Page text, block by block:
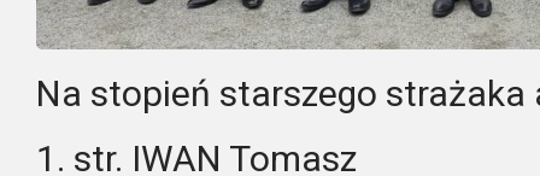
Na stopień starszego
1. str. IWAN Tomasz